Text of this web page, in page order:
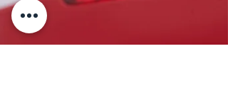
השאלות הבאות יכולות להפוך כל יום